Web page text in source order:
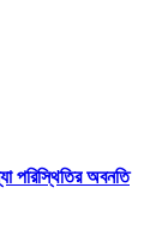
পরিস্থিতির অবনতি